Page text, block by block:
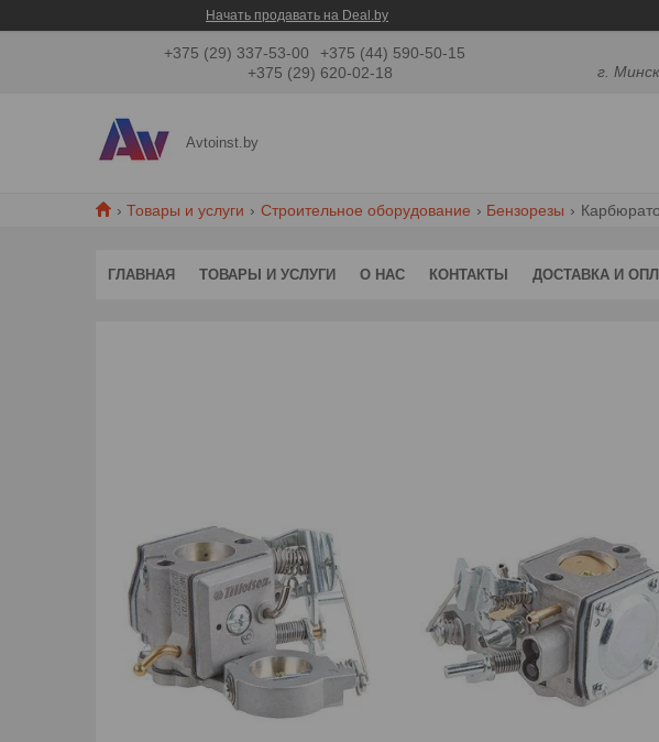
Начать продавать на Deal.by
+375 (29) 337-53-00
+375 (44) 590-50-15
+375 (29) 620-02-18
г.
Avtoinst.by
Товары и услуги Строительное оборудование Бензорезы
ГЛАВНАЯ ТОВАРЫ И УСЛУГИ О НАС КОНТАКТЫ ДОСТАВКА И